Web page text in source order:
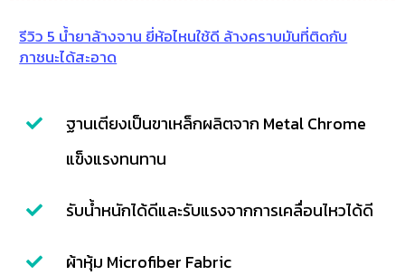
รีวิว 5 น้ำยาล้างจาน ยี่ห้อไหนใช้ดี ล้างคราบมันที่ติดกับ
ภาชนะได้สะอาด
ฐานเตียงเป็นขาเหล็กผลิตจาก Metal Chrome
แข็งแรงทนทาน
รับน้ำหนักได้ดีและรับแรงจากการเคลื่อนไหวได้ดี
ผ้าหุ้ม Microfiber Fabric